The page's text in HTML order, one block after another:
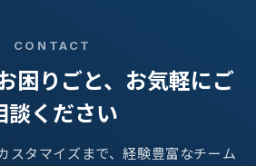
CONTACT
困りごと、お気軽にご
談ください
スタマイズまで、経験豊富なチーム